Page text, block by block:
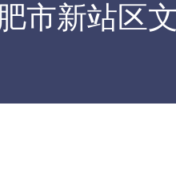
市新站区